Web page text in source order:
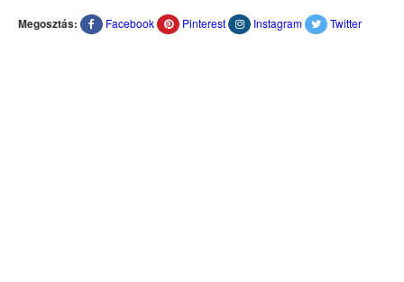
Megosztás: Facebook Pinterest Instagram Twitter